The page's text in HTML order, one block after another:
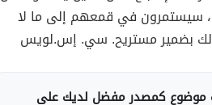
سيستمرون في قمعهم إلى ما لا
بضمير مستريح. سي. إس.لويس
موضوع كمصدر مفضل لديك على